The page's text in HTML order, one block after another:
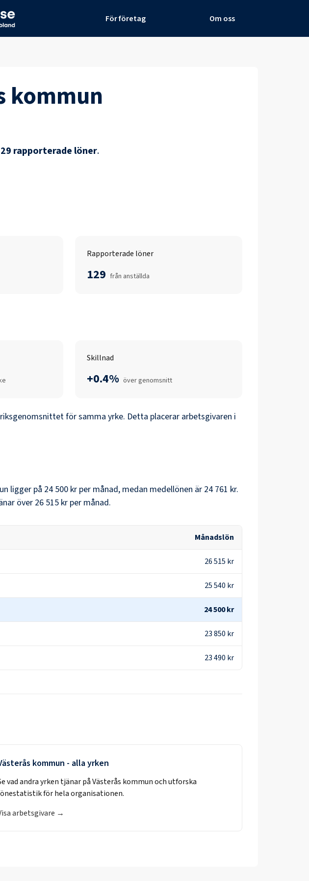
För företag Om oss
kommun
rapporterade löner.
Rapporterade löner
129 från anställda
Skillnad
+0.4% över genomsnitt
riksgenomsnittet för samma yrke. Detta placerar arbetsgivaren i
ligger på 24 500 kr per månad, medan medellönen är 24 761 kr.
över26 515 kr per månad.
Månadslön
26 515 kr
25 540 kr
24 500 kr
23 850 kr
23 490 kr
kommun - alla yrken
vad andra yrken tjänar påVästerås kommunoch utforska
för hela organisationen.
arbetsgivare →